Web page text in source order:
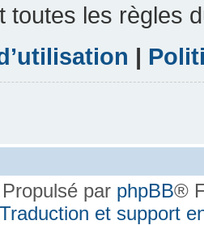
toutes les règles
|
Propulsé par phpBB®
Traduction et support